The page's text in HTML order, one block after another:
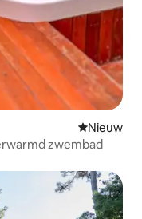
Nieuwe
Nieuw
zwembad